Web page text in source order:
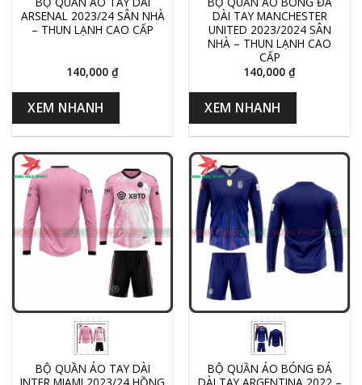
ARSENAL 2023/24 SÂN NHÀ
– THUN LẠNH CAO CẤP
140,000 ₫
XEM NHANH
DÀI TAY MANCHESTER
UNITED 2023/2024 SÂN
NHÀ – THUN LẠNH CAO
CẤP
140,000 ₫
XEM NHANH
BỘ QUẦN ÁO TAY DÀI
BỘ QUẦN ÁO BÓNG ĐÁ